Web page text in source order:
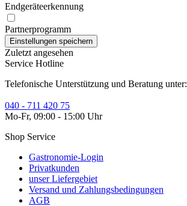
Endgeräteerkennung
Partnerprogramm
Zuletzt angesehen
Service Hotline
Telefonische Unterstützung und Beratung unter:
040 - 711 420 75
Mo-Fr, 09:00 - 15:00 Uhr
Shop Service
Gastronomie-Login
Privatkunden
unser Liefergebiet
Versand und Zahlungsbedingungen
AGB